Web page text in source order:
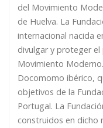
del Movimiento
de Huelva. La
internacional nacida
divulgar y proteger
Movimiento
Docomomo ibérico,
objetivos de la
Portugal. La
construidos en dicho